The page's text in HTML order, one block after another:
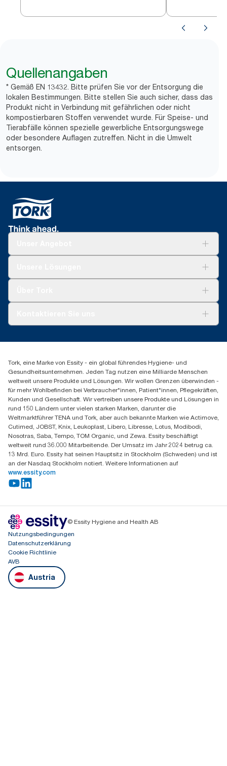
Quellenangaben
* Gemäß EN 13432. Bitte prüfen Sie vor der Entsorgung die
lokalen Bestimmungen. Bitte stellen Sie auch sicher, dass das
Produkt nicht in Verbindung mit gefährlichen oder nicht
kompostierbaren Stoffen verwendet wurde. Für Speise- und
Tierabfälle können spezielle gewerbliche Entsorgungswege
oder besondere Auflagen zutreffen. Nicht in die Umwelt
entsorgen.
Spenderreklamation
+43 (0) 8 10-22 00 84
Essity Austria Vertriebs GmbH
Am Europlatz 2
1120 Wien
Mo-Do 8:00-16:30 | Fr 8:00-15:00
GLN: 9011111000026
Tork, eine Marke von Essity - ein global führendes Hygiene- und
Gesundheitsunternehmen. Jeden Tag nutzen eine Milliarde Menschen
weltweit unsere Produkte und Lösungen. Wir wollen Grenzen überwinden -
für mehr Wohlbefinden bei Verbraucher*innen, Patient*innen, Pflegekräften,
Kunden und Gesellschaft. Wir vertreiben unsere Produkte und Lösungen in
rund 150 Ländern unter vielen starken Marken, darunter die
Weltmarktführer TENA und Tork, aber auch bekannte Marken wie Actimove,
Cutimed, JOBST, Knix, Leukoplast, Libero, Libresse, Lotus, Modibodi,
Nosotras, Saba, Tempo, TOM Organic, und Zewa. Essity beschäftigt
weltweit rund 36.000 Mitarbeitende. Der Umsatz im Jahr 2024 betrug ca.
13 Mrd. Euro. Essity hat seinen Hauptsitz in Stockholm (Schweden) und ist
an der Nasdaq Stockholm notiert. Weitere Informationen auf
www.essity.com
© Essity Hygiene and Health AB
Nutzungsbedingungen
Datenschutzerklärung
Cookie Richtlinie
AVB
Austria